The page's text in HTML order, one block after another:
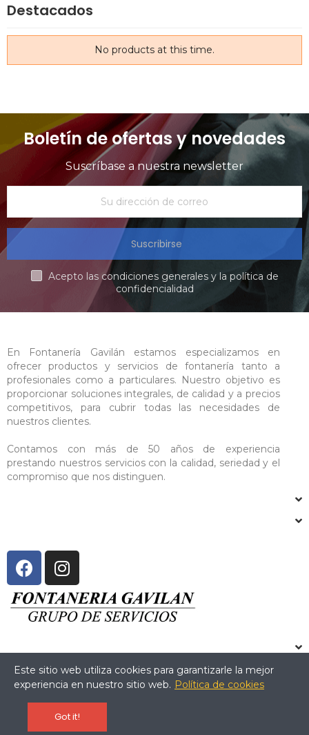
Destacados
No products at this time.
Boletín de ofertas y novedades
Suscríbase a nuestra newsletter
Suscribirse
Acepto las condiciones generales y la política de
confidencialidad
En Fontanería Gavilán estamos especializamos en
ofrecer productos y servicios de fontanería tanto a
profesionales como a particulares. Nuestro objetivo es
proporcionar soluciones integrales, de calidad y a precios
competitivos, para cubrir todas las necesidades de
nuestros clientes.
Contamos con más de 50 años de experiencia
prestando nuestros servicios con la calidad, seriedad y el
compromiso que nos distinguen.
Copyright © 2024 Fontanería Gavilán. All Rights Reserved.
Este sitio web utiliza cookies para garantizarle la mejor
experiencia en nuestro sitio web. Política de cookies
Got it!